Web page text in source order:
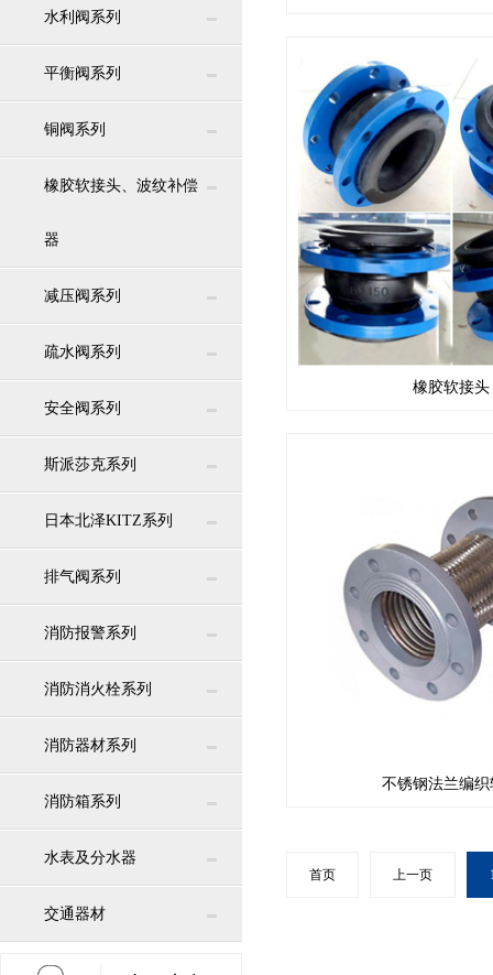
水利阀系列
平衡阀系列
铜阀系列
橡胶软接头、波纹补偿
器
减压阀系列
疏水阀系列
安全阀系列
斯派莎克系列
日本北泽KITZ系列
排气阀系列
消防报警系列
消防消火栓系列
消防器材系列
消防箱系列
水表及分水器
交通器材
橡胶软接头
不锈钢法兰编织
首页 上一页